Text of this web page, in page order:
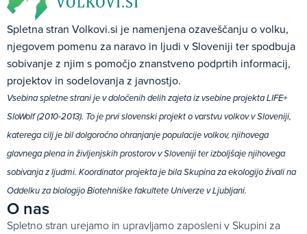
Spletna stran Volkovi.si je namenjena ozaveščanju o volku,
njegovem pomenu za naravo in ljudi v Sloveniji ter spodbuja
sobivanje z njim s pomočjo znanstveno podprtih informacij,
projektov in sodelovanja z javnostjo.
Vsebina spletne strani je v določenih delih zajeta iz vsebine projekta LIFE+
SloWolf (2010-2013). To je prvi slovenski projekt o varstvu volkov v Sloveniji,
katerega cilj je bil dolgoročno ohranjanje populacije volkov, njihovega
glavnega plena in življenjskih prostorov v Sloveniji ter izboljšaje njihovega
sobivanja z ljudmi. Koordinator projekta je bila Skupina za ekologijo živali na
Oddelku za biologijo Biotehniške fakultete Univerze v Ljubljani.
O nas
Spletno stran urejamo in upravljamo zaposleni v Skupini za